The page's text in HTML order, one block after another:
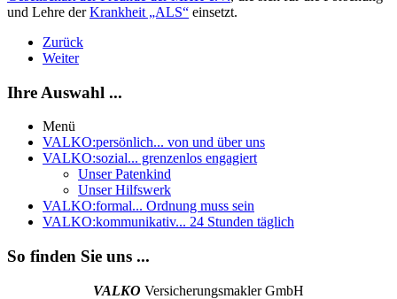
und Lehre derKrankheit „ALS“ einsetzt.
Zurück
Weiter
Ihre Auswahl ...
Menü
VALKO:persönlich... von und über uns
VALKO:sozial... grenzenlos engagiert
Unser Patenkind
Unser Hilfswerk
VALKO:formal... Ordnung muss sein
VALKO:kommunikativ... 24 Stunden täglich
So finden Sie uns ...
VALKO Versicherungsmakler GmbH